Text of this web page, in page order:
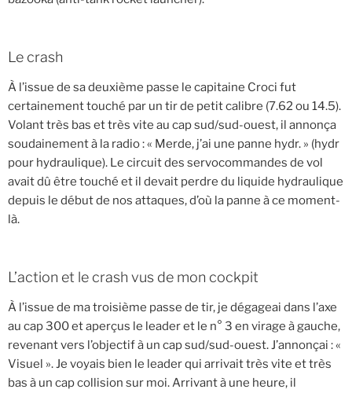
Le crash
À l’issue de sa deuxième passe le capitaine Croci fut
certainement touché par un tir de petit calibre (7.62 ou 14.5).
Volant très bas et très vite au cap sud/sud-ouest, il annonça
soudainement à la radio : « Merde, j’ai une panne hydr. » (hydr
pour hydraulique). Le circuit des servocommandes de vol
avait dû être touché et il devait perdre du liquide hydraulique
depuis le début de nos attaques, d’où la panne à ce moment-
là.
L’action et le crash vus de mon cockpit
À l’issue de ma troisième passe de tir, je dégageai dans l’axe
au cap 300 et aperçus le leader et le n° 3 en virage à gauche,
revenant vers l’objectif à un cap sud/sud-ouest. J’annonçai : «
Visuel ». Je voyais bien le leader qui arrivait très vite et très
bas à un cap collision sur moi. Arrivant à une heure, il